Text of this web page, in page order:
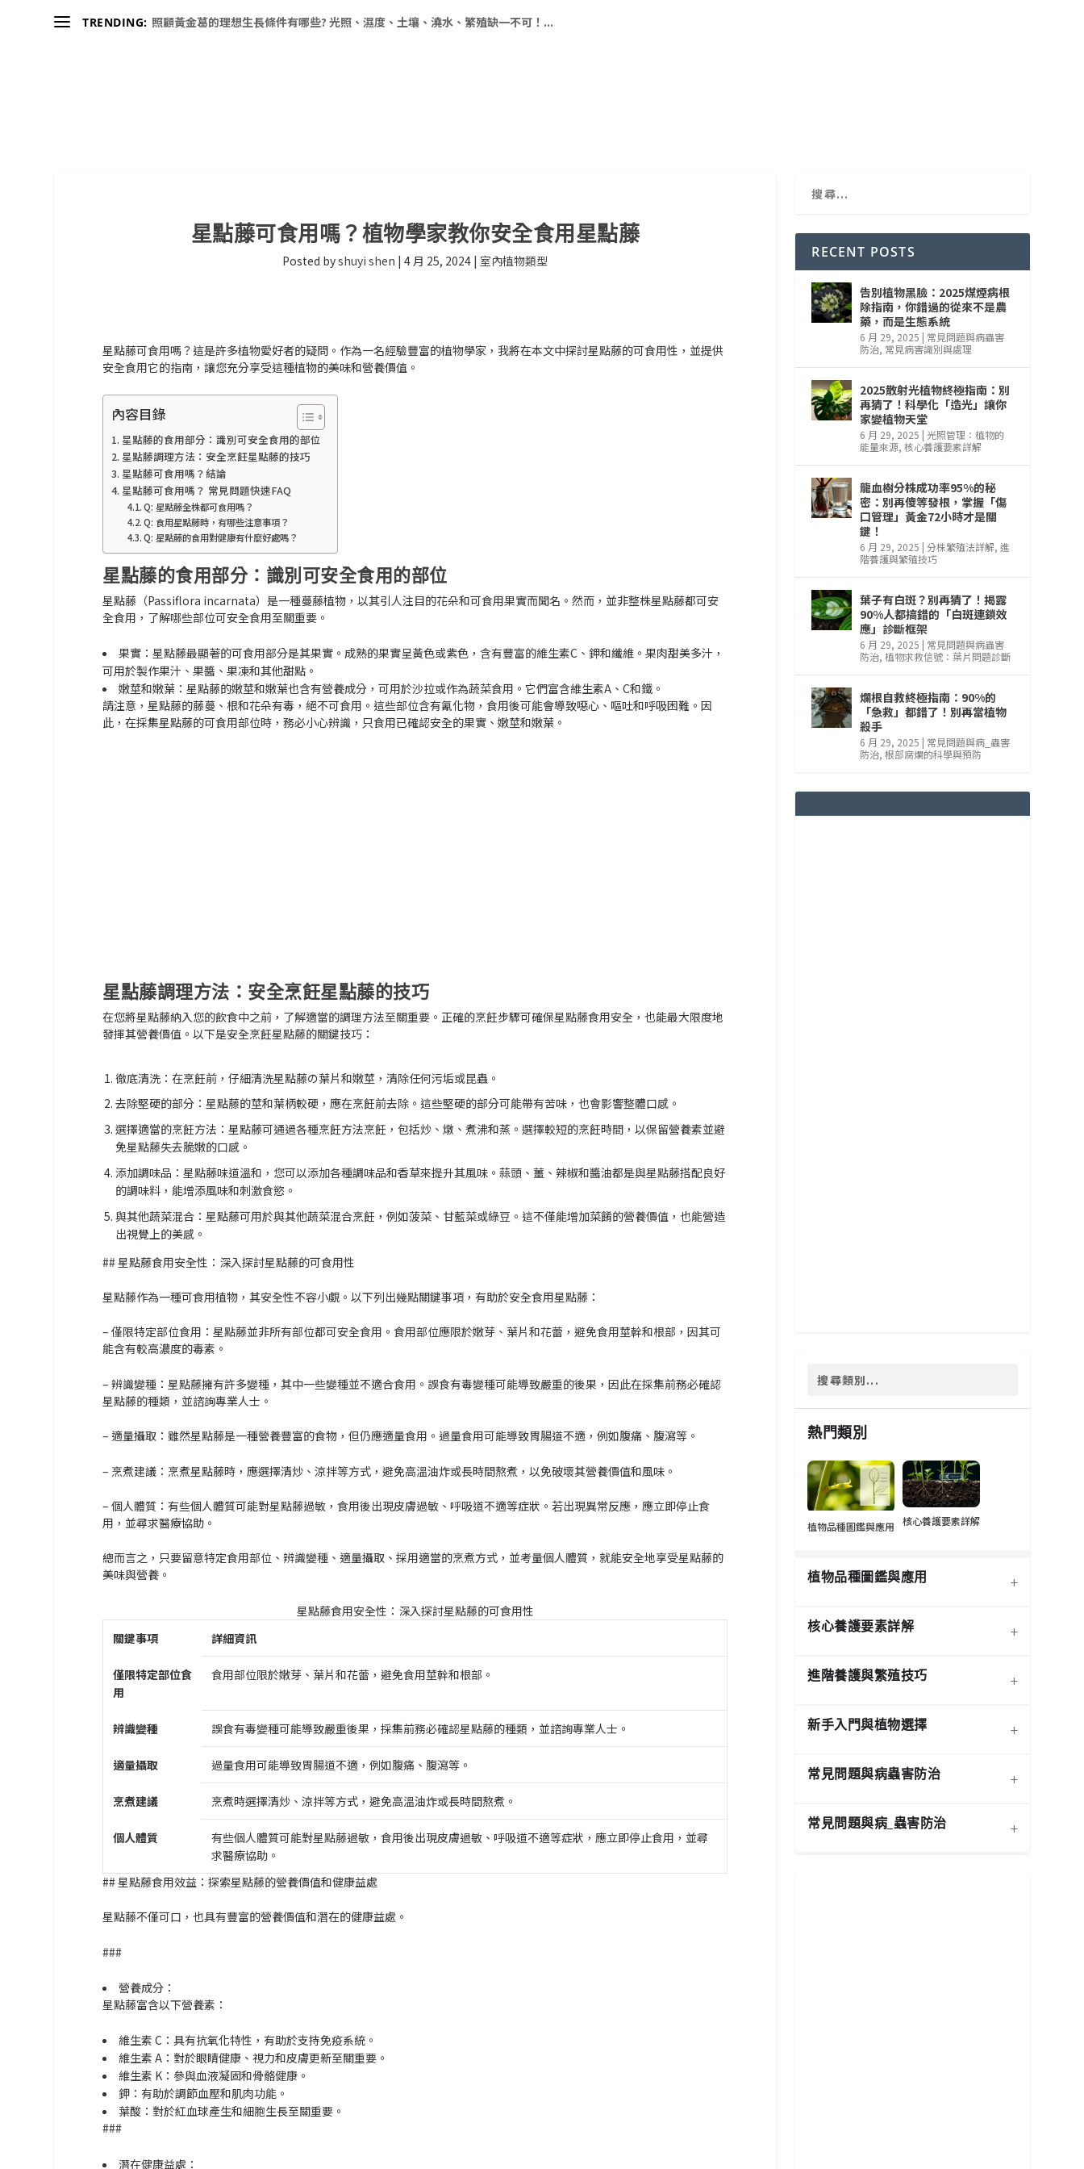
TRENDING: 照顧黃金葛的理想生長條件有哪些? 光照、濕度、土壤、澆水、繁殖缺一不可！...
星點藤可食用嗎？植物學家教你安全食用星點藤
Posted byshuyi shen |4 月 25, 2024 | 室內植物類型
星點藤可食用嗎？這是許多植物愛好者的疑問。作為一名經驗豐富的植物學家，我將在本文中探討星點藤的可食用性，並提供
安全食用它的指南，讓您充分享受這種植物的美味和營養價值。
內容目錄
星點藤的食用部分：識別可安全食用的部位
星點藤調理方法：安全烹飪星點藤的技巧
星點藤可食用嗎？結論
星點藤可食用嗎？ 常見問題快速FAQ
Q: 星點藤全株都可食用嗎？
Q: 食用星點藤時，有哪些注意事項？
Q: 星點藤的食用對健康有什麼好處嗎？
星點藤的食用部分：識別可安全食用的部位
星點藤（Passiflora incarnata）是一種蔓藤植物，以其引人注目的花朵和可食用果實而聞名。然而，並非整株星點藤都可安
全食用，了解哪些部位可安全食用至關重要。
果實：星點藤最顯著的可食用部分是其果實。成熟的果實呈黃色或紫色，含有豐富的維生素C、鉀和纖維。果肉甜美多汁，
可用於製作果汁、果醬、果凍和其他甜點。
嫩莖和嫩葉：星點藤的嫩莖和嫩葉也含有營養成分，可用於沙拉或作為蔬菜食用。它們富含維生素A、C和鐵。
請注意，星點藤的藤蔓、根和花朵有毒 ，絕不可食用。這些部位含有氰化物，食用後可能會導致噁心、嘔吐和呼吸困難。因
此，在採集星點藤的可食用部位時，務必小心辨識，只食用已確認安全的果實、嫩莖和嫩葉。
星點藤調理方法：安全烹飪星點藤的技巧
在您將星點藤納入您的飲食中之前，了解適當的調理方法至關重要。正確的烹飪步驟可確保星點藤食用安全，也能最大限度地
發揮其營養價值。以下是安全烹飪星點藤的關鍵技巧：
徹底清洗：在烹飪前，仔細清洗星點藤の葉片和嫩莖，清除任何污垢或昆蟲。
去除堅硬的部分：星點藤的莖和葉柄較硬，應在烹飪前去除。這些堅硬的部分可能帶有苦味，也會影響整體口感。
選擇適當的烹飪方法：星點藤可通過各種烹飪方法烹飪，包括炒、燉、煮沸和蒸。選擇較短的烹飪時間，以保留營養素並避
免星點藤失去脆嫩的口感。
添加調味品：星點藤味道溫和，您可以添加各種調味品和香草來提升其風味。蒜頭、薑、辣椒和醬油都是與星點藤搭配良好
的調味料，能增添風味和刺激食慾。
與其他蔬菜混合：星點藤可用於與其他蔬菜混合烹飪，例如菠菜、甘藍菜或綠豆。這不僅能增加菜餚的營養價值，也能營造
出視覺上的美感。
## 星點藤食用安全性：深入探討星點藤的可食用性
星點藤作為一種可食用植物，其安全性不容小覷。以下列出幾點關鍵事項，有助於安全食用星點藤：
– 僅限特定部位食用：星點藤並非所有部位都可安全食用。食用部位應限於嫩芽、葉片和花蕾 ，避免食用莖幹和根部，因其可
能含有較高濃度的毒素。
– 辨識變種：星點藤擁有許多變種，其中一些變種並不適合食用。誤食有毒變種可能導致嚴重的後果，因此在採集前務必確認
星點藤的種類，並諮詢專業人士。
– 適量攝取：雖然星點藤是一種營養豐富的食物，但仍應適量食用 。過量食用可能導致胃腸道不適，例如腹痛、腹瀉等。
– 烹煮建議： 烹煮星點藤時，應選擇清炒、涼拌等方式 ，避免高溫油炸或長時間熬煮，以免破壞其營養價值和風味。
– 個人體質：有些個人體質可能對星點藤過敏 ，食用後出現皮膚過敏、呼吸道不適等症狀。若出現異常反應，應立即停止食
用，並尋求醫療協助。
總而言之，只要留意特定食用部位、辨識變種、適量攝取、採用適當的烹煮方式，並考量個人體質，就能安全地享受星點藤的
美味與營養。
星點藤食用安全性：深入探討星點藤的可食用性
關鍵事項
詳細資訊
僅限特定部位食
用
食用部位限於嫩芽、葉片和花蕾，避免食用莖幹和根部。
辨識變種 誤食有毒變種可能導致嚴重後果，採集前務必確認星點藤的種類，並諮詢專業人士。
適量攝取 過量食用可能導致胃腸道不適，例如腹痛、腹瀉等。
烹煮建議 烹煮時選擇清炒、涼拌等方式，避免高溫油炸或長時間熬煮。
個人體質
有些個人體質可能對星點藤過敏，食用後出現皮膚過敏、呼吸道不適等症狀，應立即停止食用，並尋
求醫療協助。
##星點藤食用效益：探索星點藤的營養價值和健康益處
星點藤不僅可口，也具有豐富的營養價值和潛在的健康益處。
###
營養成分：
星點藤富含以下營養素：
維生素 C：具有抗氧化特性，有助於支持免疫系統。
維生素 A：對於眼睛健康、視力和皮膚更新至關重要。
維生素 K：參與血液凝固和骨骼健康。
鉀：有助於調節血壓和肌肉功能。
葉酸：對於紅血球產生和細胞生長至關重要。
###
潛在健康益處：
RECENT POSTS
告別植物黑臉：2025煤煙病根
除指南，你錯過的從來不是農
藥，而是生態系統
6 月 29, 2025 | 常見問題與病蟲害
防治, 常見病害識別與處理
2025散射光植物終極指南：別
再猜了！科學化「造光」讓你
家變植物天堂
6 月 29, 2025 | 光照管理：植物的
能量來源,核心養護要素詳解
龍血樹分株成功率95%的秘
密：別再傻等發根，掌握「傷
口管理」黃金72小時才是關
鍵！
6 月 29, 2025 |分株繁殖法詳解,進
階養護與繁殖技巧
葉子有白斑？別再猜了！揭露
90%人都搞錯的「白斑連鎖效
應」診斷框架
6 月 29, 2025 | 常見問題與病蟲害
防治,植物求救信號：葉片問題診斷
爛根自救終極指南：90%的
「急救」都錯了！別再當植物
殺手
6 月 29, 2025 | 常見問題與病_蟲害
防治,根部腐爛的科學與預防
熱門類別
植物品種圖鑑與應用 核心養護要素詳解
植物品種圖鑑與應用 +
核心養護要素詳解 +
進階養護與繁殖技巧 +
新手入門與植物選擇 +
常見問題與病蟲害防治 +
常見問題與病_蟲害防治 +